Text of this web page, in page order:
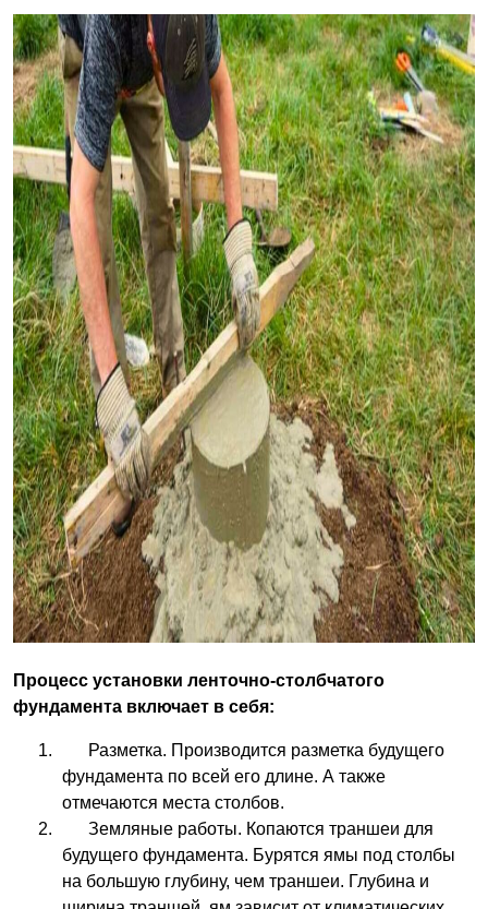
Процесс установки ленточно-столбчатого
фундамента включает в себя:
Разметка. Производится разметка будущего
фундамента по всей его длине. А также
отмечаются места столбов.
Земляные работы. Копаются траншеи для
будущего фундамента. Бурятся ямы под столбы
на большую глубину, чем траншеи. Глубина и